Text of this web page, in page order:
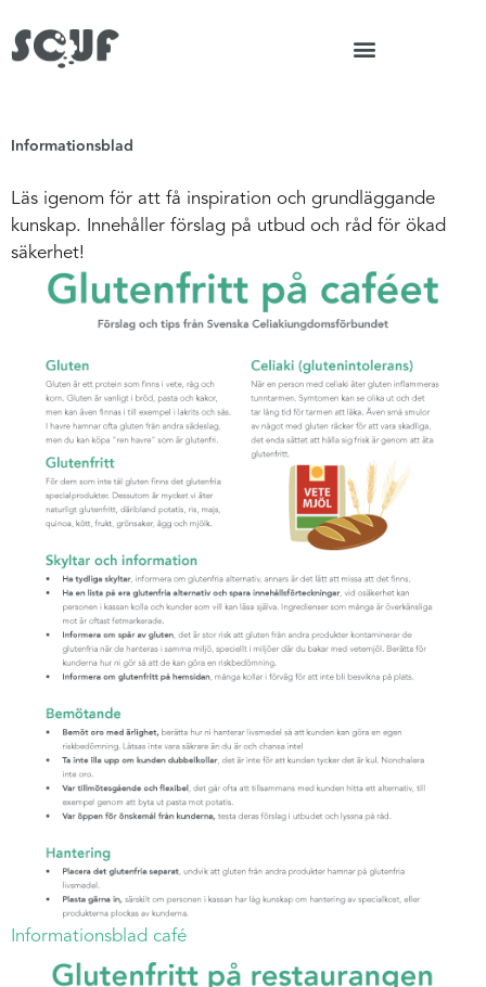
Informationsblad
Läs igenom för att få inspiration och grundläggande
kunskap. Innehåller förslag på utbud och råd för ökad
säkerhet!
Informationsblad café